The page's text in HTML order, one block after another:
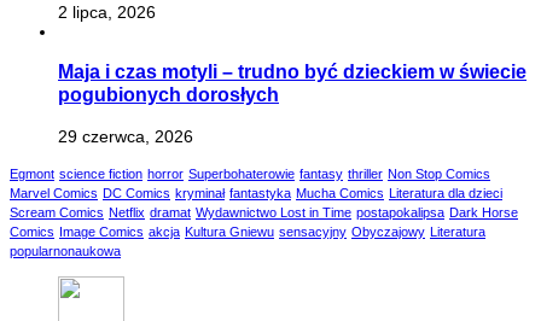
2 lipca, 2026
Maja i czas motyli – trudno być dzieckiem w świecie
pogubionych dorosłych
29 czerwca, 2026
Egmont science fiction horror Superbohaterowie fantasy thriller Non Stop Comics
Marvel Comics DC Comics kryminał fantastyka Mucha Comics Literatura dla dzieci
Scream Comics Netflix dramat Wydawnictwo Lost in Time postapokalipsa Dark Horse
Comics Image Comics akcja Kultura Gniewu sensacyjny Obyczajowy Literatura
popularnonaukowa